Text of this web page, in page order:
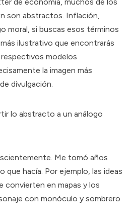
son abstractos. Inflación,
moral, si buscas esos términos
ilustrativo que encontrarás
modelos
la imagen más
divulgación.
lo abstracto a un análogo
Me tomó años
que hacía. Por ejemplo, las ideas
convierten en mapas y los
con monóculo y sombrero